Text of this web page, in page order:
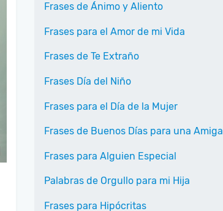
Frases de Ánimo y Aliento
Frases para el Amor de mi Vida
Frases de Te Extraño
Frases Día del Niño
Frases para el Día de la Mujer
Frases de Buenos Días para una Amiga
Frases para Alguien Especial
Palabras de Orgullo para mi Hija
Frases para Hipócritas